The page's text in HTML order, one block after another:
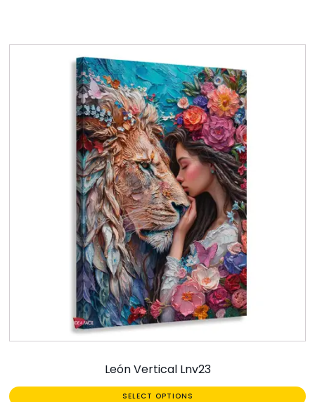
León Vertical Lnv23
SELECT OPTIONS